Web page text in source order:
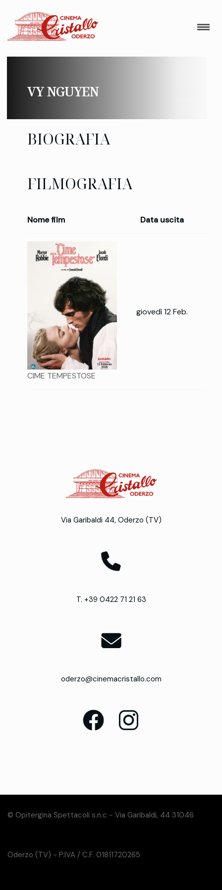
VY NGUYEN
BIOGRAFIA
FILMOGRAFIA
Nome film Data uscita
CIME TEMPESTOSE
giovedì 12 Feb.
Via Garibaldi 44, Oderzo (TV)
T. +39 0422 71 21 63
oderzo@cinemacristallo.com
© Opitergina Spettacoli s.n.c - Via Garibaldi, 44 31046
Oderzo (TV) - P.IVA / C.F. 01811720265